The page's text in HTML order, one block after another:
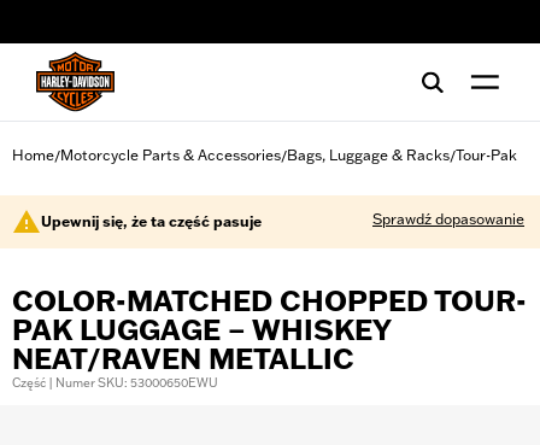
Home/Motorcycle Parts & Accessories/Bags, Luggage & Racks/Tour-Pak
Upewnij się, że ta część pasuje Sprawdź dopasowanie
COLOR-MATCHED CHOPPED TOUR-
PAK LUGGAGE – WHISKEY
NEAT/RAVEN METALLIC
Część | Numer SKU: 53000650EWU